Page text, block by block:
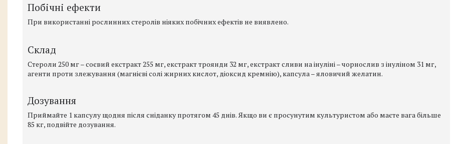
Побічні ефекти
При використанні рослинних стеролів ніяких побічних ефектів не виявлено.
Склад
Стероли 250 мг – соєвий екстракт 255 мг, екстракт троянди 32 мг, екстракт сливи на інуліні – чорнослив з інуліном 31 мг,
агенти проти злежування (магнієві солі жирних кислот, діоксид кремнію), капсула – яловичий желатин.
Дозування
Приймайте 1 капсулу щодня після сніданку протягом 45 днів. Якщо ви є просунутим культуристом або маєте вага більше
85 кг, подвійте дозування.